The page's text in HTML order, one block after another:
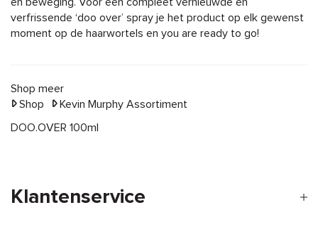
verfrissende ‘doo over’ spray je het product op elk gewenst
moment op de haarwortels en you are ready to go!
Shop meer
Shop
Kevin Murphy Assortiment
DOO.OVER 100ml
Klantenservice